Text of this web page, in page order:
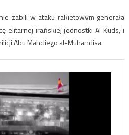
zabili w ataku rakietowym generała
elitarnej irańskiej jednostki Al Kuds, i
Abu Mahdiego al-Muhandisa.